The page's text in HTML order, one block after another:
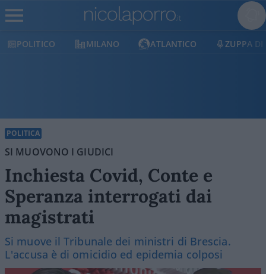
POLITICO MILANO ATLANTICO ZUPPA DI
POLITICA
SI MUOVONO I GIUDICI
Inchiesta Covid, Conte e
Speranza interrogati dai
magistrati
Si muove il Tribunale dei ministri di Brescia.
L'accusa è di omicidio ed epidemia colposi